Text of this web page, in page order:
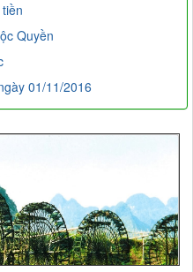
Quyền
01/11/2016